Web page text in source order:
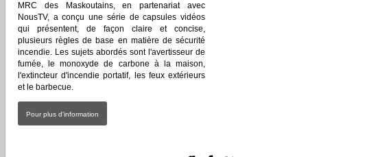
MRC des Maskoutains, en partenariat avec
NousTV, a conçu une série de capsules vidéos
qui présentent, de façon claire et concise,
plusieurs règles de base en matière de sécurité
incendie. Les sujets abordés sont l'avertisseur de
fumée, le monoxyde de carbone à la maison,
l'extincteur d'incendie portatif, les feux extérieurs
et le barbecue.
Pour plus d'information